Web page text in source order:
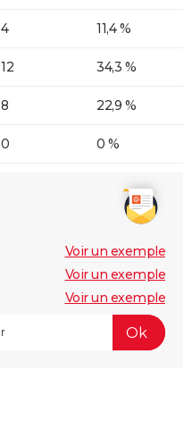
4 11,4 %
12 34,3 %
8 22,9 %
0 0 %
Voir un exemple
Voir un exemple
Voir un exemple